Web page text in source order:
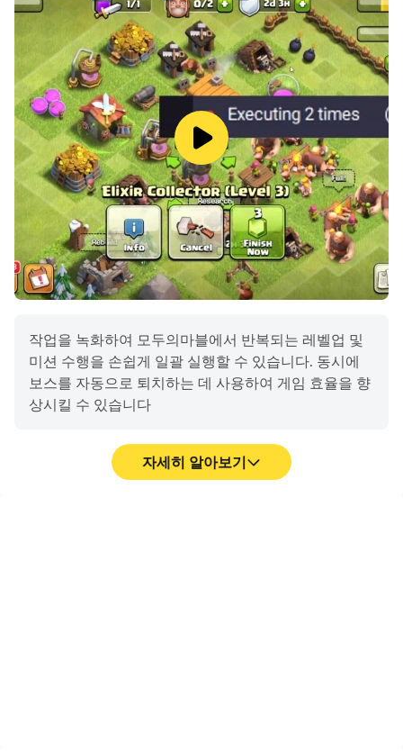
▶[태그 매치] HIGH-FIVE! 내 뒤를 지켜줘!◀
1명으로 아쉬웠나요? 이제는 더블입니다!
2개의 덱으로 플레이 하는 [태그 매치] 추가!
나만의 전략으로 덱을 구성해 플레이 해보세요!
캐릭터가 부족한가요? 걱정 NO NO! 기본 덱을 활용해보세
요!
▶[월드레이드] 이제는 보스와 싸울 차례! 받아라 펀치!◀
나만의 특별한 덱을 구성해 보스를 공략하세요!
보스마다 가지고 있는 특성을 공략하기엔 쉽지 않을걸?!
강력한 보스를 쓰러뜨리고 더욱 강해지자! [별보석] 까지!
▶내 실력을 뿜뿜 [챔피언 리그]!◀
모마 잘하는 사람 모두모두 모여라!
승리할 수록 점점 더 커져가는 보상은 보너스!
작업을 녹화하여 모두의마블에서 반복되는 레벨업 및
미션 수행을 손쉽게 일괄 실행할 수 있습니다. 동시에
보스를 자동으로 퇴치하는 데 사용하여 게임 효율을 향
상시킬 수 있습니다
자세히 알아보기